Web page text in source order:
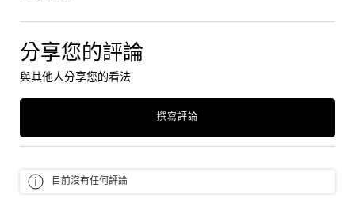
分享您的評論
與其他人分享您的看法
撰寫評論
目前沒有任何評論